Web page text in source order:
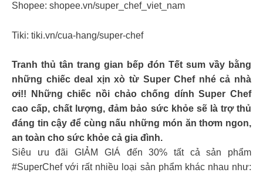
Shopee: shopee.vn/super_chef_viet_nam
Tiki: tiki.vn/cua-hang/super-chef
Tranh thủ tân trang gian bếp đón Tết sum vầy bằng
những chiếc deal xịn xò từ Super Chef nhé cả nhà
ơi!! Những chiếc nồi chảo chống dính Super Chef
cao cấp, chất lượng, đảm bảo sức khỏe sẽ là trợ thủ
đáng tin cậy để cùng nấu những món ăn thơm ngon,
an toàn cho sức khỏe cả gia đình.
Siêu ưu đãi GIẢM GIÁ đến 30% tất cả sản phẩm
#SuperChef với rất nhiều loại sản phẩm khác nhau như: